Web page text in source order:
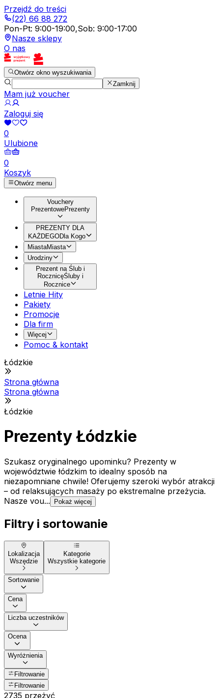
Przejdź do treści
(22) 66 88 272
Pon-Pt: 9:00-19:00,Sob: 9:00-17:00
Nasze sklepy
O nas
Otwórz okno wyszukiwania
Zamknij
Mam już voucher
Zaloguj się
0
Ulubione
0
Koszyk
Otwórz menu
Vouchery
PrezentowePrezenty
PREZENTY DLA
KAŻDEGODla Kogo
MiastaMiasta
Urodziny
Prezent na Ślub i
RocznicęŚluby i
Rocznice
Letnie Hity
Pakiety
Promocje
Dla firm
Więcej
Pomoc & kontakt
Łódzkie
Strona główna
Strona główna
Łódzkie
Prezenty Łódzkie
Szukasz oryginalnego upominku? Prezenty w
województwie łódzkim to idealny sposób na
niezapomniane chwile! Oferujemy szeroki wybór atrakcji
– od relaksujących masaży po ekstremalne przeżycia.
Nasze vou...
Pokaż więcej
Filtry i sortowanie
Lokalizacja
Wszędzie
Kategorie
Wszystkie kategorie
Sortowanie
Cena
Liczba uczestników
Ocena
Wyróżnienia
Filtrowanie
Filtrowanie
2735 przeżyć